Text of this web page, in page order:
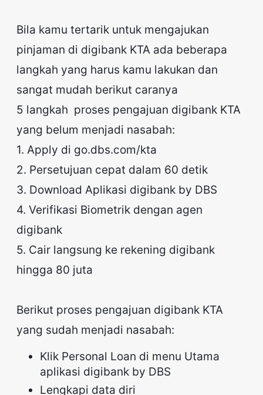
Bila kamu tertarik untuk mengajukan
pinjaman di digibank KTA ada beberapa
langkah yang harus kamu lakukan dan
sangat mudah berikut caranya
5 langkah proses pengajuan digibank KTA
yang belum menjadi nasabah:
1. Apply di go.dbs.com/kta
2. Persetujuan cepat dalam 60 detik
3. Download Aplikasi digibank by DBS
4. Verifikasi Biometrik dengan agen
digibank
5. Cair langsung ke rekening digibank
hingga 80 juta
Berikut proses pengajuan digibank KTA
yang sudah menjadi nasabah:
Klik Personal Loan di menu Utama
aplikasi digibank by DBS
Lengkapi data diri